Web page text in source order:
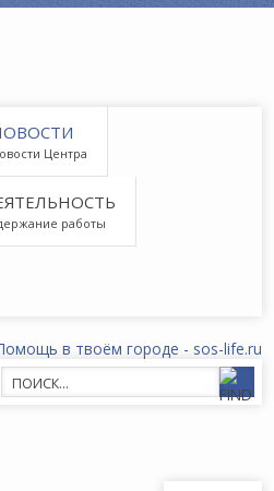
Центра
работы